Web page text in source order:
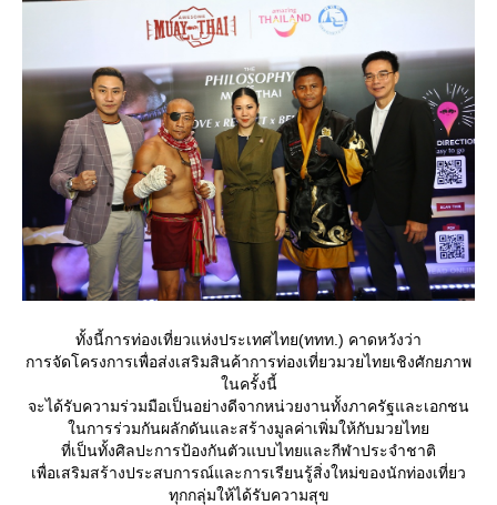
ทั้งนี้การท่องเที่ยวแห่งประเทศไทย(ททท.) คาดหวังว่า
การจัดโครงการเพื่อส่งเสริมสินค้าการท่องเที่ยวมวยไทยเชิงศักยภาพ
นครั้งนี้
จะได้รับความร่วมมือเป็นอย่างดีจากหน่วยงานทั้งภาครัฐและเอกชน
นการร่วมกันผลักดันและสร้างมูลค่าเพิ่มให้กับมวยไท
ที่เป็นทั้งศิลปะการป้องกันตัวแบบไทยและกีฬาประจำชาติ
เพื่อเสริมสร้างประสบการณ์และการเรียนรู้สิ่งใหม่ของนักท่องเที่ยว
ทุกกลุ่มให้ได้รับความสุข